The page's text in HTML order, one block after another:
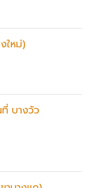
ใหม่)
บางวัว